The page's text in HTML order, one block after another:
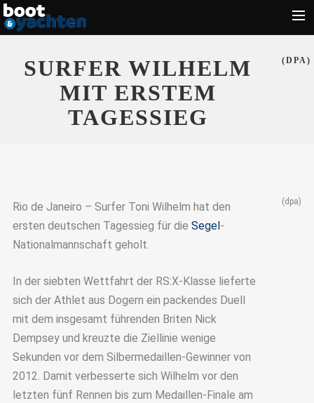
Suche
SURFER WILHELM
MIT ERSTEM
TAGESSIEG
(DPA)
Rio de Janeiro – Surfer Toni Wilhelm hat den
ersten deutschen Tagessieg für die Segel-
Nationalmannschaft geholt.
In der siebten Wettfahrt der RS:X-Klasse lieferte
sich der Athlet aus Dogern ein packendes Duell
mit dem insgesamt führenden Briten Nick
Dempsey und kreuzte die Ziellinie wenige
Sekunden vor dem Silbermedaillen-Gewinner von
2012. Damit verbesserte sich Wilhelm vor den
letzten fünf Rennen bis zum Medaillen-Finale am
(dpa)